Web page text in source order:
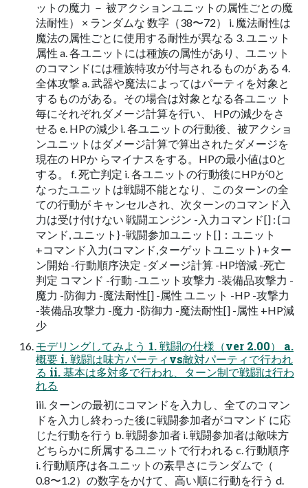
ットの魔力 － 被アクションユニットの属性ごとの魔
法耐性） × ランダムな 数字（38〜72） i. 魔法耐性は
魔法の属性ごとに使用する耐性が異なる 3. ユニット
属性 a. 各ユニットには種族の属性があり、ユニット
のコマンドには種族特攻が付与されるものが ある 4.
全体攻撃 a. 武器や魔法によってはパーティを対象と
するものがある。その場合は対象となる各ユニッ ト
毎にそれぞれダメージ計算を行い、 HPの減少をさ
せる e. HPの減少 i. 各ユニットの行動後、被アクショ
ンユニットはダメージ計算で算出されたダメージを
現在の HPか らマイナスをする。HPの最小値は0と
する。 f. 死亡判定 i. 各ユニットの行動後にHPが0と
なったユニットは戦闘不能となり、このターンの全
ての行動が キャンセルされ、次ターンのコマンド入
力は受け付けない 戦闘エンジン -入力コマンド[] : {コ
マンド, ユニット} -戦闘参加ユニット[]：ユニット
+コマンド入力(コマンド,ターゲットユニット) +ター
ン開始 -行動順序決定 -ダメージ計算 -HP増減 -死亡
判定 コマンド -行動 -ユニット攻撃力 -装備品攻撃力 -
魔力 -防御力 -魔法耐性[] -属性 ユニット -HP -攻撃力
-装備品攻撃力 -魔力 -防御力 -魔法耐性[] -属性 +HP減
少
モデリングしてみよう 1. 戦闘の仕様（ver 2.00） a.
概要 i. 戦闘は味方パーティvs敵対パーティで行われ
る ii. 基本は多対多で行われ、ターン制で戦闘は行わ
れる
iii. ターンの最初にコマンドを入力し、全てのコマン
ドを入力し終わった後に戦闘参加者がコマンド に応
じた行動を行う b. 戦闘参加者 i. 戦闘参加者は敵味方
どちらかに所属するユニットで行われる c. 行動順序
i. 行動順序は各ユニットの素早さにランダムで（
0.8〜1.2）の数字をかけて、高い順に行動を行う d.